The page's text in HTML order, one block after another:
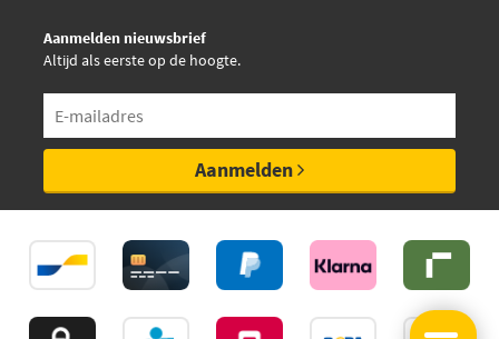
Aanmelden nieuwsbrief
Altijd als eerste op de hoogte.
Aanmelden